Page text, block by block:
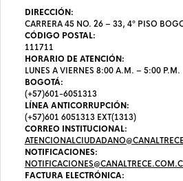
DIRECCIÓN:
CARRERA 45 NO. 26 – 33, 4º PISO
CÓDIGO POSTAL:
111711
HORARIO DE ATENCIÓN:
LUNES A VIERNES 8:00 A.M. – 5:00 P.M.
BOGOTÁ:
(+57)601-6051313
LÍNEA ANTICORRUPCIÓN:
(+57)601 6051313 EXT(1313)
CORREO INSTITUCIONAL:
NOTIFICACIONES:
FACTURA ELECTRÓNICA: